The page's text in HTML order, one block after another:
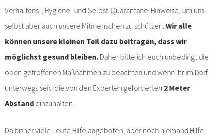
Verhaltens-, Hygiene- und Selbst-Quarantäne-Hinweise, um uns
selbst aber auch unsere Mitmenschen zu schützen. Wir alle
können unsere kleinen Teil dazu beitragen, dass wir
möglichst gesund bleiben. Daher bitte ich euch unbedingt die
oben getroffenen Maßnahmen zu beachten und wenn ihr im Dorf
unterwegs seid die von den Experten geforderten 2 Meter
Abstand einzuhalten.
Da bisher viele Leute Hilfe angeboten, aber noch niemand Hilfe